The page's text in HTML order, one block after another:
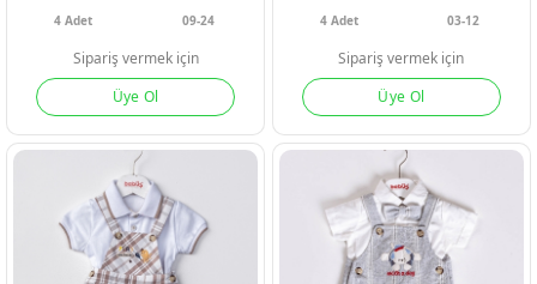
4Adet 09-24
Sipariş vermek için
Üye Ol
4 Adet 03-12
Sipariş vermek için
Üye Ol